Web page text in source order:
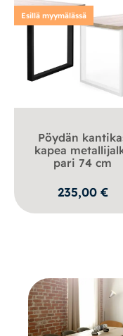
Esillä myymälässä
Pöydän
kapea
pari 74 cm
235,00 €